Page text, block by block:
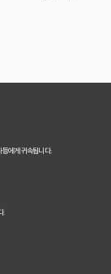
등에게 귀속됩니다.
.